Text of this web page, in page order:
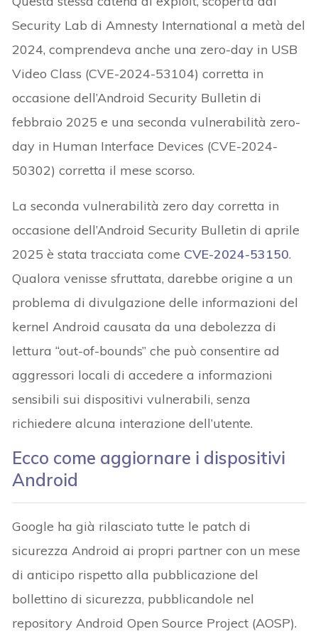
Security Lab di Amnesty International a metà del
2024, comprendeva anche una zero-day in USB
Video Class (CVE-2024-53104) corretta in
occasione dell’Android Security Bulletin di
febbraio 2025 e una seconda vulnerabilità zero-
day in Human Interface Devices (CVE-2024-
50302) corretta il mese scorso.
La seconda vulnerabilità zero day corretta in
occasione dell’Android Security Bulletin di aprile
2025 è stata tracciata come CVE-2024-53150.
Qualora venisse sfruttata, darebbe origine a un
problema di divulgazione delle informazioni del
kernel Android causata da una debolezza di
lettura “out-of-bounds” che può consentire ad
aggressori locali di accedere a informazioni
sensibili sui dispositivi vulnerabili, senza
richiedere alcuna interazione dell’utente.
Ecco come aggiornare i dispositivi
Android
Google ha già rilasciato tutte le patch di
sicurezza Android ai propri partner con un mese
di anticipo rispetto alla pubblicazione del
bollettino di sicurezza, pubblicandole nel
repository Android Open Source Project (AOSP).